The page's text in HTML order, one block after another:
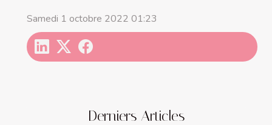
Derniers Articles
Samedi 1 octobre 2022 01:23